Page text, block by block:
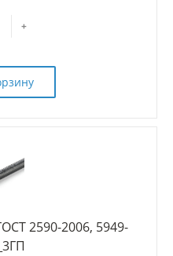
+
2590-2006, 5949-